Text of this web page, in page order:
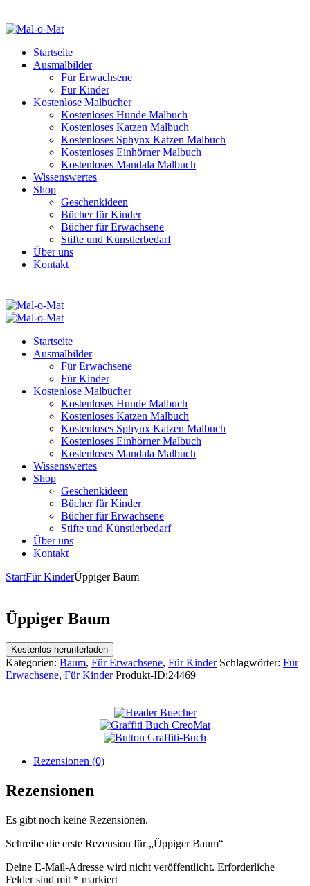
Startseite
Ausmalbilder
Für Erwachsene
Für Kinder
Kostenlose Malbücher
Kostenloses Hunde Malbuch
Kostenloses Katzen Malbuch
Kostenloses Sphynx Katzen Malbuch
Kostenloses Einhörner Malbuch
Kostenloses Mandala Malbuch
Wissenswertes
Shop
Geschenkideen
Bücher für Kinder
Bücher für Erwachsene
Stifte und Künstlerbedarf
Über uns
Kontakt
Startseite
Ausmalbilder
Für Erwachsene
Für Kinder
Kostenlose Malbücher
Kostenloses Hunde Malbuch
Kostenloses Katzen Malbuch
Kostenloses Sphynx Katzen Malbuch
Kostenloses Einhörner Malbuch
Kostenloses Mandala Malbuch
Wissenswertes
Shop
Geschenkideen
Bücher für Kinder
Bücher für Erwachsene
Stifte und Künstlerbedarf
Über uns
Kontakt
StartFür KinderÜppiger Baum
Üppiger Baum
Kostenlos herunterladen
Kategorien: Baum, Für Erwachsene, Für Kinder Schlagwörter: Für
Erwachsene, Für Kinder Produkt-ID:24469
Rezensionen (0)
Rezensionen
Es gibt noch keine Rezensionen.
Schreibe die erste Rezension für „Üppiger Baum“
Deine E-Mail-Adresse wird nicht veröffentlicht. Erforderliche
Felder sind mit * markiert